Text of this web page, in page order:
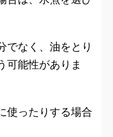
でなく、油をとり
可能性がありま
使ったりする場合